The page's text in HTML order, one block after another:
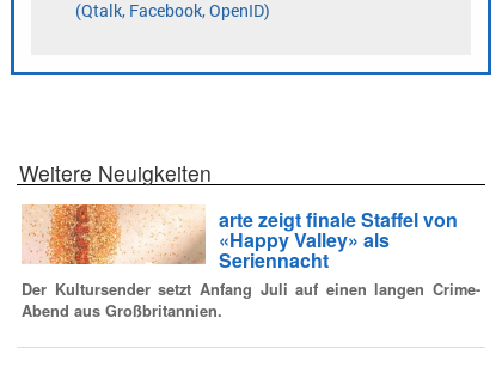
Weitere Neuigkeiten
arte zeigt finale Staffel von
«Happy Valley» als
Seriennacht
Der Kultursender setzt Anfang Juli auf einen langen Crime-
Abend aus Großbritannien.